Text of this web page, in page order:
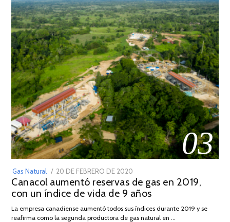
03
Gas Natural
POSTED
ON
20 DE FEBRERO DE 2020
DE
JULIO
2025
Canacol aumentó reservas de gas en 2019,
con un índice de vida de 9 años
La empresa canadiense aumentó todos sus índices durante 2019 y se
reafirma como la segunda productora de gas natural en …